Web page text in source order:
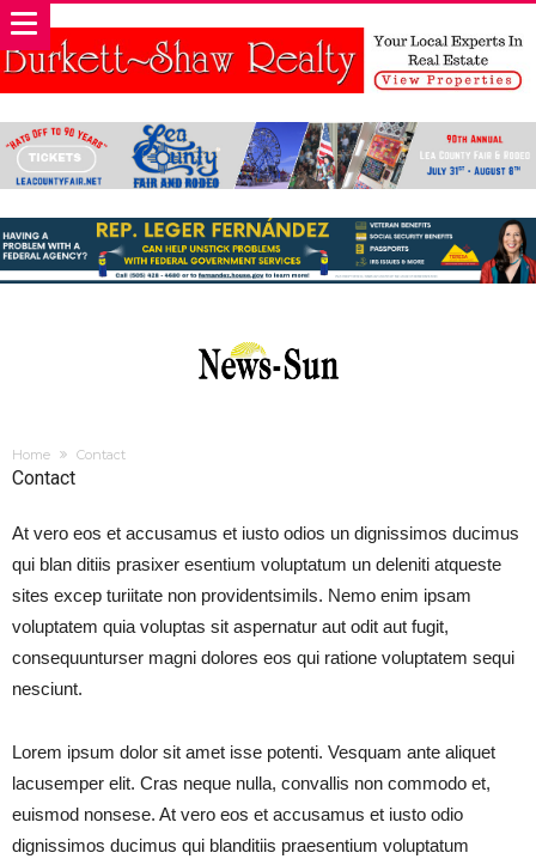
Home Contact
Contact
At vero eos et accusamus et iusto odios un dignissimos ducimus
qui blan ditiis prasixer esentium voluptatum un deleniti atqueste
sites excep turiitate non providentsimils. Nemo enim ipsam
voluptatem quia voluptas sit aspernatur aut odit aut fugit,
consequunturser magni dolores eos qui ratione voluptatem sequi
nesciunt.
Lorem ipsum dolor sit amet isse potenti. Vesquam ante aliquet
lacusemper elit. Cras neque nulla, convallis non commodo et,
euismod nonsese. At vero eos et accusamus et iusto odio
dignissimos ducimus qui blanditiis praesentium voluptatum